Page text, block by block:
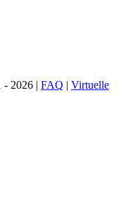
- 2026 | FAQ | Virtuelle